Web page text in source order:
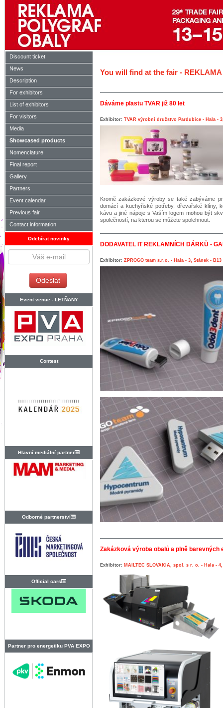
Discount ticket
News
Description
For exhibitors
List of exhibitors
For visitors
Media
Showcased products
Nomenclature
Final report
Gallery
Partners
Event calendar
Previous fair
Contact information
Odebírat novinky
Event venue - LETŇANY
Contest
Hlavní mediální partner
Odborné partnerství
Official cars
Partner pro energetiku PVA EXPO
You will find at the fair -
Dáváme plastu TVAR již 80 let
Exhibitor: TVAR výrobní družstvo Pardubice - Hala -
Kromě zakázkové výroby se také zabýváme
domácí a kuchyňské potřeby, dřevařské klíny,
kávu a jiné nápoje s Vaším logem mohou být
společností, na kterou se můžete spolehnout.
DODAVATEL IT REKLAMNÍCH DÁRKŮ -
Exhibitor: ZPROGO team s.r.o. - Hala - 3, Stánek - B13
Zakázková výroba obalů a plně
Exhibitor: MAILTEC SLOVAKIA, spol. s r. o. - Hala -